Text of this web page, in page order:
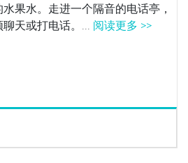
果水。走进一个隔音的电话亭，
天或打电话。... 阅读更多 >>